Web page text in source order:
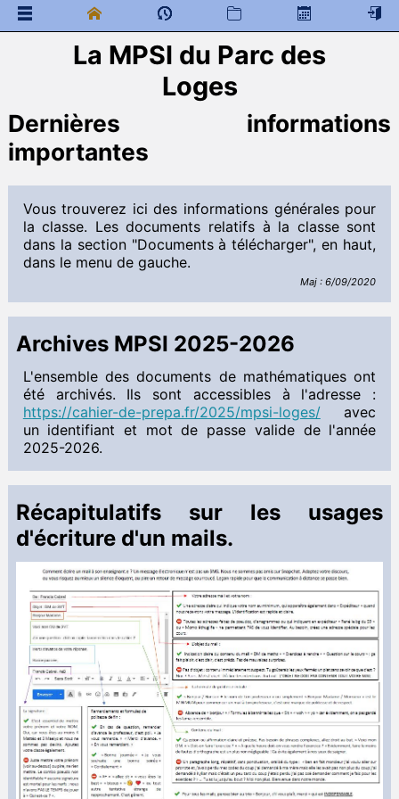
La MPSI du Parc des
Loges
Documents généraux
Rapports de concours
Citations
Programme de colles
Documents à télécharger
Cours
Interro
Informatique
Informations générales
Documents à télécharger
Cours
Interro
Français
Documents à télécharger
Sciences de l'Ingénieur
Anglais
Documents à télécharger
TIPE
Informations
Dernières informations
importantes
Vous trouverez ici des informations générales pour
la classe. Les documents relatifs à la classe sont
dans la section "Documents à télécharger", en haut,
dans le menu de gauche.
Maj : 6/09/2020
Archives MPSI 2025-2026
L'ensemble des documents de mathématiques ont
été archivés. Ils sont accessibles à l'adresse :
https://cahier-de-prepa.fr/2025/mpsi-loges/avec
un identifiant et mot de passe valide de l'année
2025-2026.
Récapitulatifs sur les usages
d'écriture d'un mails.